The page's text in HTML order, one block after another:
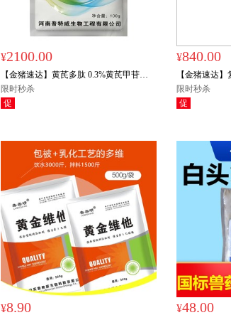
¥2100.00
【金猪速达】黄芪多肽 0.3%黄芪甲苷
70%黄芪多糖 100g/袋 拌料1000斤饮水
2000斤
限时秒杀
促
¥840.00
【金猪速达
母猪营养 可饮
限时秒杀
促
限量秒杀
¥8.90 ¥48.00